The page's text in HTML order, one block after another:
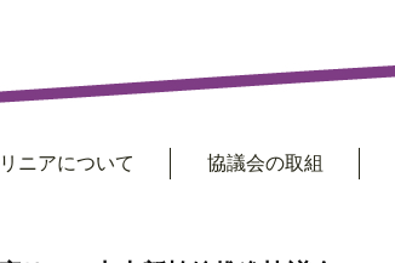
リニアについて 協議会の取組